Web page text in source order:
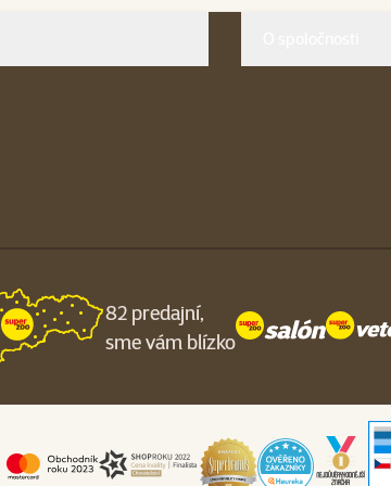
82 predajní,
sme vám blízko